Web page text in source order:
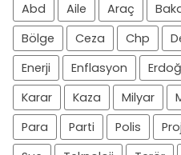
Abd Aile Araç
Bölge
Ceza Chp
Enerji
Enflasyon
Karar
Kaza Milyar
Para
Parti Polis